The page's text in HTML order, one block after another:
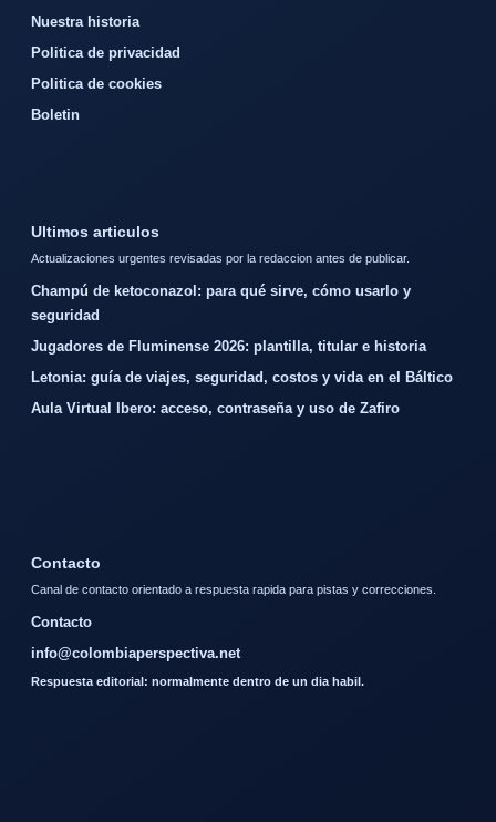
Nuestra historia
Politica de privacidad
Politica de cookies
Boletin
Ultimos articulos
Actualizaciones urgentes revisadas por la redaccion antes de publicar.
Champú de ketoconazol: para qué sirve, cómo usarlo y
seguridad
Jugadores de Fluminense 2026: plantilla, titular e historia
Letonia: guía de viajes, seguridad, costos y vida en el Báltico
Aula Virtual Ibero: acceso, contraseña y uso de Zafiro
Contacto
Canal de contacto orientado a respuesta rapida para pistas y correcciones.
Contacto
info@colombiaperspectiva.net
Respuesta editorial: normalmente dentro de un dia habil.